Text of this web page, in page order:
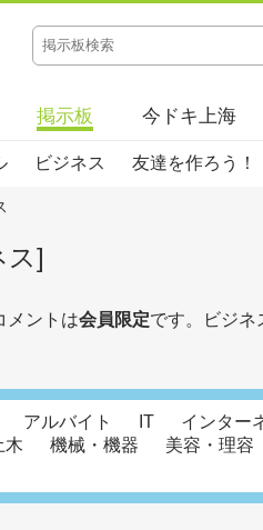
掲示板 今ドキ上海
ビジネス 友達を作ろう！
ス]
メントは会員限定です。ビジネ
アルバイト IT
インター
木 機械・機器
美容・理容